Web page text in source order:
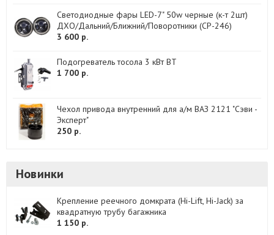
Светодиодные фары LED-7" 50w черные (к-т 2шт)
ДХО/Дальний/Ближний/Поворотники (CP-246)
3 600 р.
Подогреватель тосола 3 кВт BT
1 700 р.
Чехол привода внутренний для а/м ВАЗ 2121 "Сэви -
Эксперт"
250 р.
Новинки
Крепление реечного домкрата (Hi-Lift, Hi-Jack) за
квадратную трубу багажника
1 150 р.